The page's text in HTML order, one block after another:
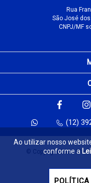
Rua
São José dos
CNPJ/MF
(12)
© Copyright 2026
Feito com
Ao utilizar nosso
conforme a
POLÍTICA